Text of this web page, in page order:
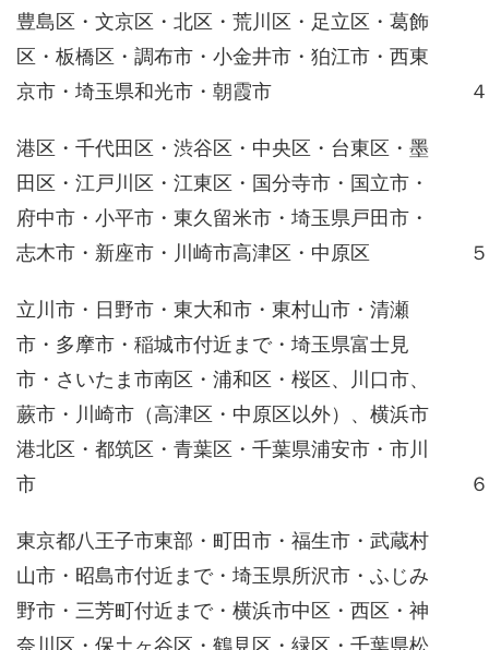
豊島区・文京区・北区・荒川区・足立区・葛飾
区・板橋区・調布市・小金井市・狛江市・西東
京市・埼玉県和光市・朝霞市
港区・千代田区・渋谷区・中央区・台東区・墨
田区・江戸川区・江東区・国分寺市・国立市・
府中市・小平市・東久留米市・埼玉県戸田市・
志木市・新座市・川崎市高津区・中原区
立川市・日野市・東大和市・東村山市・清瀬
市・多摩市・稲城市付近まで・埼玉県富士見
市・さいたま市南区・浦和区・桜区、川口市、
蕨市・川崎市（高津区・中原区以外）、横浜市
港北区・都筑区・青葉区・千葉県浦安市・市川
市
東京都八王子市東部・町田市・福生市・武蔵村
山市・昭島市付近まで・埼玉県所沢市・ふじみ
野市・三芳町付近まで・横浜市中区・西区・神